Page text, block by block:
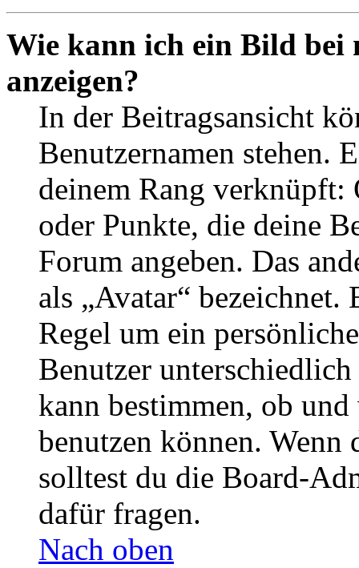
Wie kann ich ein Bild bei
anzeigen?
In der Beitragsansicht
Benutzernamen stehen.
deinem Rang verknüpft:
oder Punkte, die deine
Forum angeben. Das
als „Avatar“
Regel um ein
Benutzer
kann bestimmen, ob
benutzen können. Wenn
solltest du die Board-
dafür fragen.
Nach oben